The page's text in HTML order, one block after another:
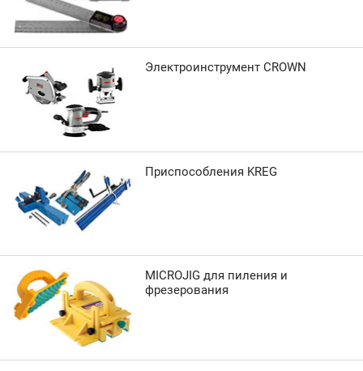
Электроинструмент CROWN
Приспособления KREG
MICROJIG для пиления и
фрезерования